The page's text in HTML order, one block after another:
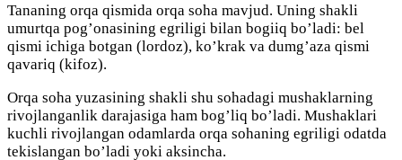
Tananing orqa qismida orqa soha mavjud. Uning shakli
umurtqa pog’onasining egriligi bilan bogiiq bo’ladi: bel
qismi ichiga botgan (lordoz), ko’krak va dumg’aza qismi
qavariq (kifoz).
Orqa soha yuzasining shakli shu sohadagi mushaklarning
rivojlanganlik darajasiga ham bog’liq bo’ladi. Mushaklari
kuchli rivojlangan odamlarda orqa sohaning egriligi odatda
tekislangan bo’ladi yoki aksincha.